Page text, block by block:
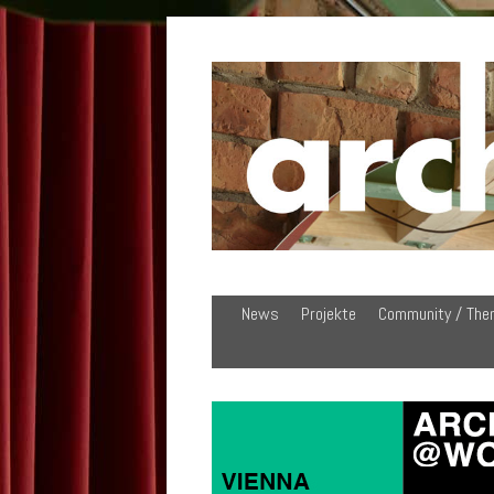
News Projekte Community /